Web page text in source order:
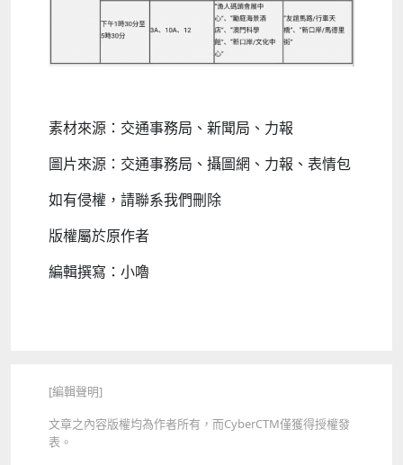
素材來源：交通事務局、新聞局、力報
圖片來源：交通事務局、攝圖網、力報、表情包
如有侵權，請聯系我們刪除
版權屬於原作者
編輯撰寫：小嚕
[編輯聲明]
文章之內容版權均為作者所有，而CyberCTM僅獲得授權發
表。